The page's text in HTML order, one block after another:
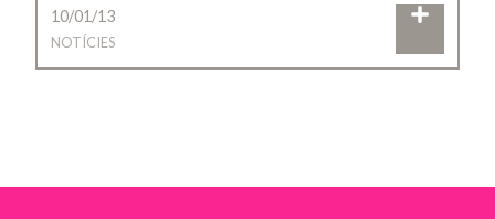
10/01/13
NOTÍCIES